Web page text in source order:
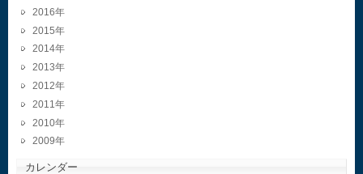
2016
2015
2014
2013
2012
2011
2010
2009
カレンダー